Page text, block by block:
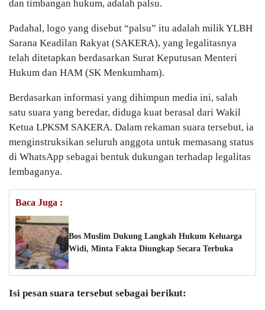
dan timbangan hukum, adalah palsu.
Padahal, logo yang disebut “palsu” itu adalah milik YLBH
Sarana Keadilan Rakyat (SAKERA), yang legalitasnya
telah ditetapkan berdasarkan Surat Keputusan Menteri
Hukum dan HAM (SK Menkumham).
Berdasarkan informasi yang dihimpun media ini, salah
satu suara yang beredar, diduga kuat berasal dari Wakil
Ketua LPKSM SAKERA. Dalam rekaman suara tersebut, ia
menginstruksikan seluruh anggota untuk memasang status
di WhatsApp sebagai bentuk dukungan terhadap legalitas
lembaganya.
Baca Juga :
Bos Muslim Dukung Langkah Hukum Keluarga
Widi, Minta Fakta Diungkap Secara Terbuka
Isi pesan suara tersebut sebagai berikut: